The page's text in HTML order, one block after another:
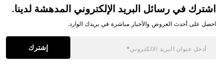
اشترك في رسائل البريد الإلكتروني المدهشة لدينا.
احصل على أحدث العروض والأخبار مباشرة في بريدك الوارد.
إشترك